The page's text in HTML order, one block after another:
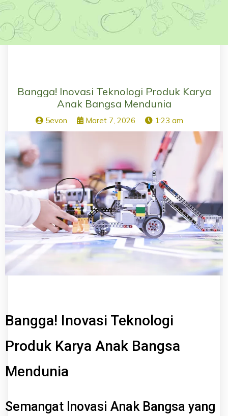
Bangga! Inovasi Teknologi Produk Karya
Anak Bangsa Mendunia
5evon Maret 7, 2026 1:23 am
Bangga! Inovasi Teknologi
Produk Karya Anak Bangsa
Mendunia
Semangat Inovasi Anak Bangsa yang